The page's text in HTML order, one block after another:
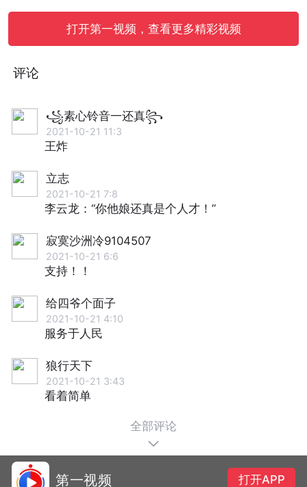
打开第一视频，查看更多精彩视频
评论
꧁素心铃音一还真꧂
2021-10-21 11:3
王炸
立志
2021-10-21 7:8
李云龙：“你他娘还真是个人才！”
寂寞沙洲冷9104507
2021-10-21 6:6
支持！！
给四爷个面子
2021-10-21 4:10
服务于人民
狼行天下
2021-10-21 3:43
看着简单
全部评论
第一视频 打开APP